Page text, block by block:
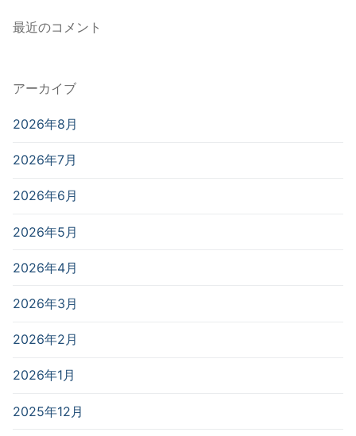
最近のコメント
アーカイブ
2026年8月
2026年7月
2026年6月
2026年5月
2026年4月
2026年3月
2026年2月
2026年1月
2025年12月